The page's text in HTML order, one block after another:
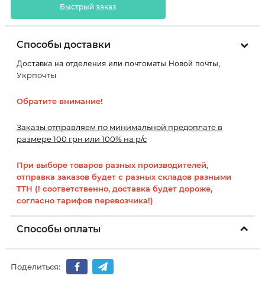
Быстрый заказ
Способы доставки
Доставка на отделения или почтоматы Новой почты,
Укрпочты
Обратите внимание!
Заказы отправляем по минимальной предоплате в
размере 100 грн или 100% на р/с
При выборе товаров разных производителей,
отправка заказов будет с разных складов разными
ТТН (! соответственно, доставка будет дороже,
согласно тарифов перевозчика!)
Способы оплаты
Поделиться: